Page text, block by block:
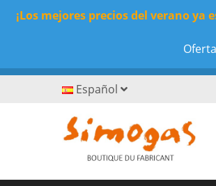
¡Los mejores precios del verano ya
Español